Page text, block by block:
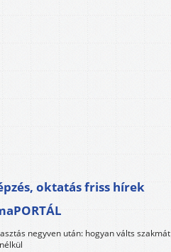
oktatás friss hírek
negyven után: hogyan válts szakmát